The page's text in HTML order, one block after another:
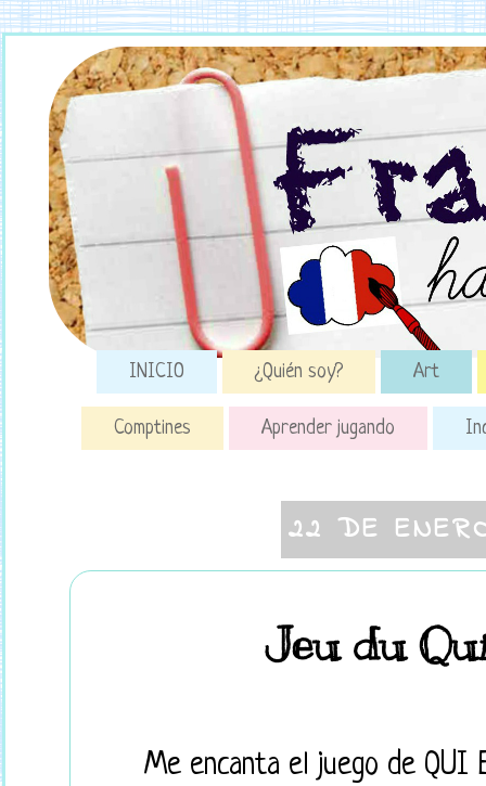
INICIO ¿Quién soy? Art
Comptines Aprender jugando
22 DE
Jeu du
Me encanta el juego de QUI